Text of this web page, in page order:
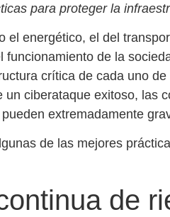
para proteger la
el energético, el del
funcionamiento de la
crítica de cada uno
ciberataque exitoso, las
extremadamente
de las mejores
de